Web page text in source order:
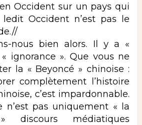
Occident sur un pays qui
Occident n’est pas le
nous bien alors. Il y a «
ignorance ». Que vous ne
la « Beyoncé » chinoise :
complètement l’histoire
c’est impardonnable.
n’est pas uniquement « la
médiatiques